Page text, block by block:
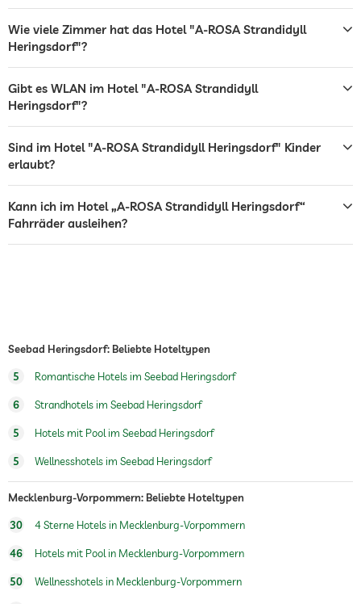
Restaurant
Rezeption 24h Empfang
Zimmerservice
Tresor
Shuttle zu Attraktionen Kostenlos
Frühstück Frühstück auf dem Zimmer
Außenpool Ganzjährig geöffnet
Innenpool Ganzjährig geöffnet
Pool beheizt
Wassersportmöglichkeiten
Tauchen
Windsurfen
Kanufahren
Fitnesskurse Yoga
Wie viele Zimmer hat das Hotel "A-ROSA Strandidyll
Heringsdorf"?
Gibt es WLAN im Hotel "A-ROSA Strandidyll
Heringsdorf"?
Sind im Hotel "A-ROSA Strandidyll Heringsdorf" Kinder
erlaubt?
Kann ich im Hotel „A-ROSA Strandidyll Heringsdorf“
Fahrräder ausleihen?
Seebad Heringsdorf: Beliebte Hoteltypen
5 Romantische Hotels im Seebad Heringsdorf
6 Strandhotels im Seebad Heringsdorf
5 Hotels mit Pool im Seebad Heringsdorf
5 Wellnesshotels im Seebad Heringsdorf
Mecklenburg-Vorpommern: Beliebte Hoteltypen
30 4 Sterne Hotels in Mecklenburg-Vorpommern
46 Hotels mit Pool in Mecklenburg-Vorpommern
50 Wellnesshotels in Mecklenburg-Vorpommern